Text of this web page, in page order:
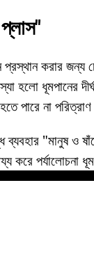
প্রস্থান করার জন্য
হলো ধূমপানের
পারে না
"মানুষ ও
করে পর্যালোচনা